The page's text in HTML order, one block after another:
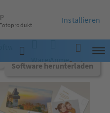
WarenkorbAnmelden
Suche
Software herunterladen
Installieren